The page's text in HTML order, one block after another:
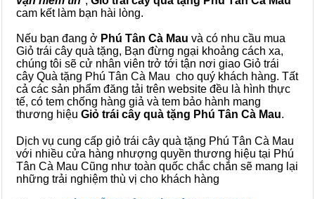
cam kết làm bạn hài lòng.
Nếu bạn đang ở Phú Tân Cà Mau và có nhu cầu mua
Giỏ trái cây quà tặng, Bạn đừng ngại khoảng cách xa,
chúng tôi sẽ cử nhân viên trở tới tận nơi giao Giỏ trái
cây Quà tặng Phú Tân Cà Mau cho quý khách hàng. Tất
cả các sản phẩm đăng tải trên website đều là hình thực
tế, có tem chống hàng giả và tem bảo hành mang
thương hiệu Giỏ trái cây quà tặng Phú Tân Cà Mau.
Dịch vụ cung cấp giỏ trái cây quà tặng Phú Tân Cà Mau
với nhiều cửa hàng nhượng quyền thương hiệu tại Phú
Tân Cà Mau Cũng như toàn quốc chắc chắn sẽ mang lại
những trải nghiệm thù vị cho khách hàng